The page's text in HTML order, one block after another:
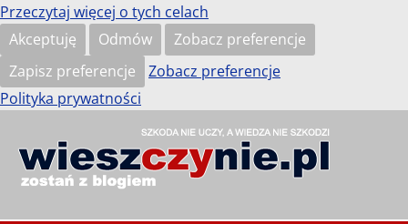
Przeczytaj więcej o tych celach
Akceptuję
Odmów
Zobacz preferencje
Zapisz preferencje
Zobacz preferencje
Polityka prywatności
treściwieszczynie.pl
Szkoda